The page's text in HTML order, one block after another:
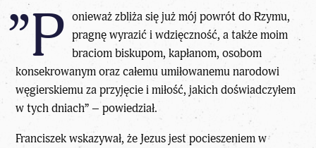
”P onieważ zbliża się już mój powrót do Rzymu,
pragnę wyrazić i wdzięczność, a także moim
braciom biskupom, kapłanom, osobom
konsekrowanym oraz całemu umiłowanemu narodowi
węgierskiemu za przyjęcie i miłość, jakich doświadczyłem
w tych dniach” – powiedział.
Franciszek wskazywał, że Jezus jest pocieszeniem w